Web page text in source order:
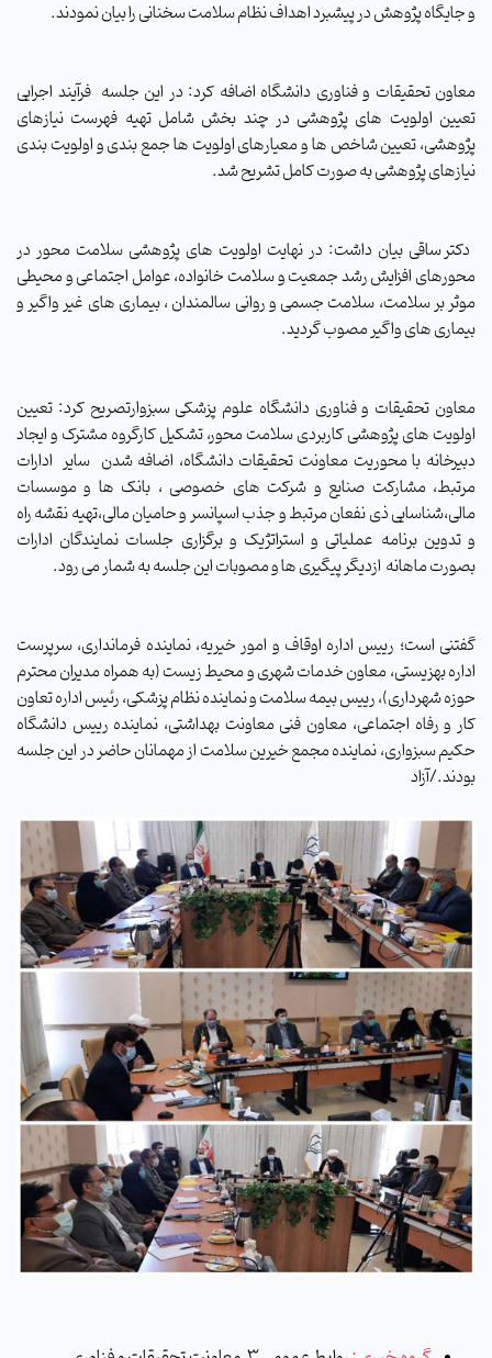
و جایگاه پژوهش در پیشبرد اهداف نظام سلامت سخنانی را بیان نمودند.
معاون تحقیقات و فناوری دانشگاه اضافه کرد: در این جلسه فرآیند اجرایی
تعیین اولویت های پژوهشی در چند بخش شامل تهیه فهرست نیازهای
پژوهشی، تعیین شاخص ها و معیارهای اولویت ها جمع بندی و اولویت بندی
نیازهای پژوهشی به صورت کامل تشریح شد.
دکتر ساقی بیان داشت: در نهایت اولویت های پژوهشی سلامت محور در
محورهای افزایش رشد جمعیت و سلامت خانواده، عوامل اجتماعی و محیطی
موثر بر سلامت، سلامت جسمی و روانی سالمندان ، بیماری های غیر واگیر و
بیماری های واگیر مصوب گردید.
معاون تحقیقات و فناوری دانشگاه علوم پزشکی سبزوارتصریح کرد: تعیین
اولویت های پژوهشی کاربردی سلامت محور، تشکیل کارگروه مشترک و ایجاد
دبیرخانه با محوریت معاونت تحقیقات دانشگاه، اضافه شدن سایر ادارات
مرتبط، مشارکت صنایع و شرکت های خصوصی ، بانک ها و موسسات
مالی،شناسایی ذی نفعان مرتبط و جذب اسپانسر و حامیان مالی،تهیه نقشه راه
و تدوین برنامه عملیاتی و استراتژیک و برگزاری جلسات نمایندگان ادارات
بصورت ماهانه ازدیگر پیگیری ها و مصوبات این جلسه به شمار می رود.
گفتنی است؛ رییس اداره اوقاف و امور خیریه، نماینده فرمانداری، سرپرست
اداره بهزیستی، معاون خدمات شهری و محیط زیست (به همراه مدیران محترم
حوزه شهرداری)، رییس بیمه سلامت و نماینده نظام پزشکی، رئیس اداره تعاون
کار و رفاه اجتماعی، معاون فنی معاونت بهداشتی، نماینده رییس دانشگاه
حکیم سبزواری، نماینده مجمع خیرین سلامت از مهمانان حاضر در این جلسه
بودند./آزاد